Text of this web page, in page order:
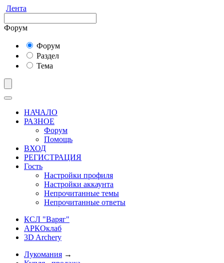
Лента
Форум
Форум
Раздел
Тема
НАЧАЛО
РАЗНОЕ
Форум
Помощь
ВХОД
РЕГИСТРАЦИЯ
Гость
Настройки профиля
Настройки аккаунта
Непрочитанные темы
Непрочитанные ответы
КСЛ "Варяг"
АРКОклаб
3D Archery
Лукомания →